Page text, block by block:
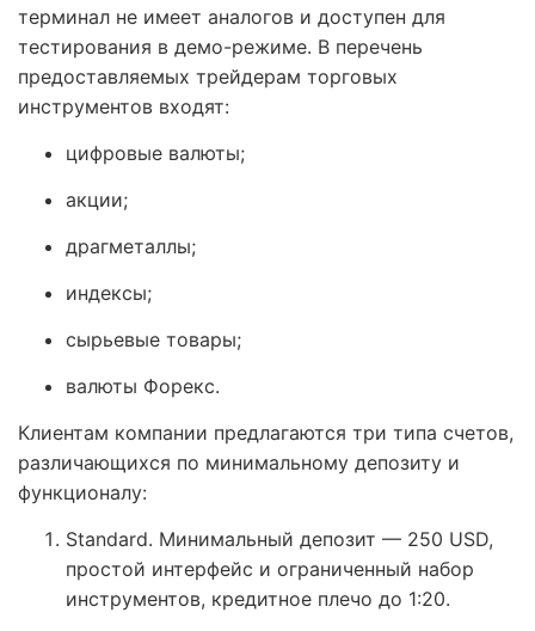
терминал не имеет аналогов и доступен для
тестирования в демо-режиме. В перечень
предоставляемых трейдерам торговых
инструментов входят:
цифровые валюты;
акции;
драгметаллы;
индексы;
сырьевые товары;
валюты Форекс.
Клиентам компании предлагаются три типа счетов,
различающихся по минимальному депозиту и
функционалу:
Standard. Минимальный депозит — 250 USD,
простой интерфейс и ограниченный набор
инструментов, кредитное плечо до 1:20.